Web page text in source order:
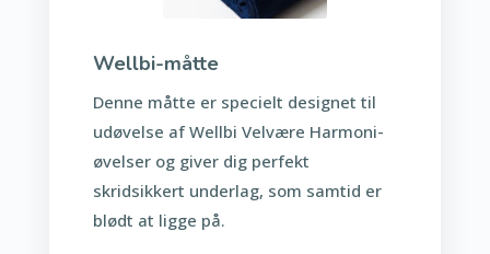
Wellbi-måtte
Denne måtte er specielt designet til
udøvelse af Wellbi Velvære Harmoni-
øvelser og giver dig perfekt
skridsikkert underlag, som samtid er
blødt at ligge på.